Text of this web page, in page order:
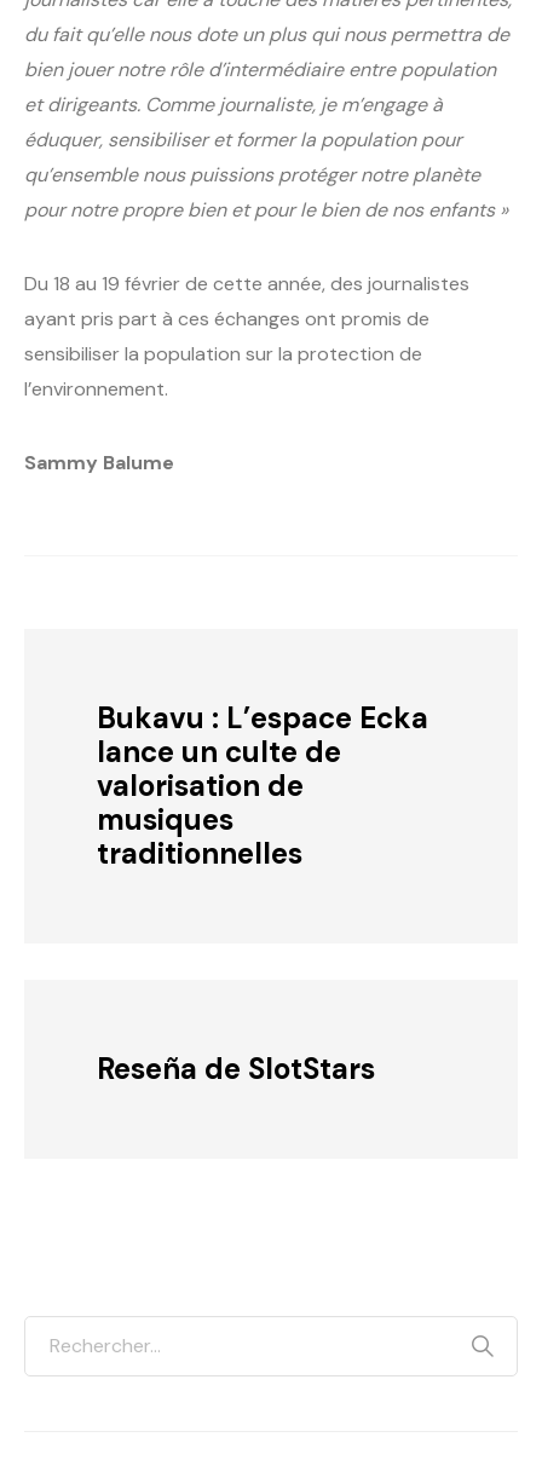
du fait qu’elle nous dote un plus qui nous permettra de
bien jouer notre rôle d’intermédiaire entre population
et dirigeants. Comme journaliste, je m’engage à
éduquer, sensibiliser et former la population pour
qu’ensemble nous puissions protéger notre planète
pour notre propre bien et pour le bien de nos enfants »
Du 18 au 19 février de cette année, des journalistes
ayant pris part à ces échanges ont promis de
sensibiliser la population sur la protection de
l’environnement.
Sammy Balume
Bukavu : L’espace Ecka
lance un culte de
valorisation de
musiques
traditionnelles
Reseña de SlotStars